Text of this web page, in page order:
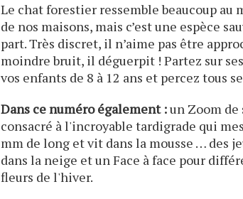
Le chat forestier ressemble beaucoup au
de nos maisons, mais c’est une espèce
part. Très discret, il n’aime pas être
moindre bruit, il déguerpit ! Partez sur
vos enfants de 8 à 12 ans et percez tous
Dans ce numéro également :un Zoom de
consacré à l'incroyable tardigrade qui
mm de long et vit dans la mousse … des
dans la neige et un Face à face pour
fleurs de l'hiver.